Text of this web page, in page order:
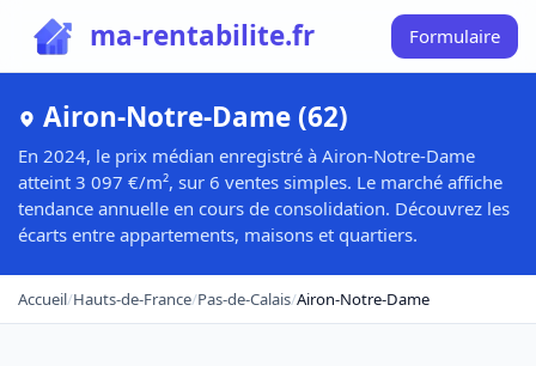
ma-rentabilite.fr Formulaire
Airon-Notre-Dame (62)
En 2024, le prix médian enregistré à Airon-Notre-Dame
atteint 3 097 €/m², sur 6 ventes simples. Le marché affiche
tendance annuelle en cours de consolidation. Découvrez les
écarts entre appartements, maisons et quartiers.
Accueil/Hauts-de-France/Pas-de-Calais/Airon-Notre-Dame